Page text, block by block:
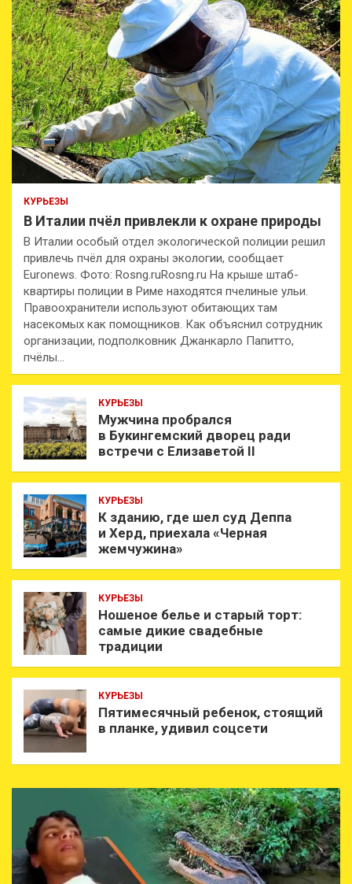
КУРЬЕЗЫ
В Италии пчёл привлекли к охране природы
В Италии особый отдел экологической полиции решил
привлечь пчёл для охраны экологии, сообщает
Euronews. Фото: Rosng.ruRosng.ru На крыше штаб-
квартиры полиции в Риме находятся пчелиные ульи.
Правоохранители используют обитающих там
насекомых как помощников. Как объяснил сотрудник
организации, подполковник Джанкарло Папитто,
пчёлы…
КУРЬЕЗЫ
Мужчина пробрался
в Букингемский дворец ради
встречи с Елизаветой II
КУРЬЕЗЫ
К зданию, где шел суд Деппа
и Херд, приехала «Черная
жемчужина»
КУРЬЕЗЫ
Ношеное белье и старый торт:
самые дикие свадебные
традиции
КУРЬЕЗЫ
Пятимесячный ребенок, стоящий
в планке, удивил соцсети